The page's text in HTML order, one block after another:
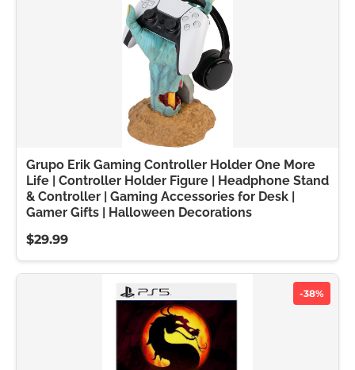
Grupo Erik Gaming Controller Holder One More
Life | Controller Holder Figure | Headphone Stand
& Controller | Gaming Accessories for Desk |
Gamer Gifts | Halloween Decorations
$29.99
-38%